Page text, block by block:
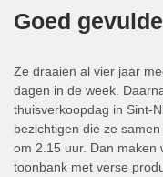
Goed
Ze draaien al vier jaar
dagen in de week.
thuisverkoopdag in Sint-
bezichtigen die ze
om 2.15 uur. Dan maken
toonbank met verse